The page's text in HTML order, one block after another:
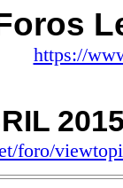
https://
foro/